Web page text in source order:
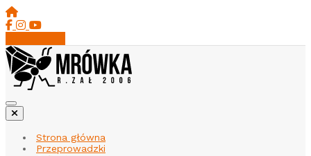
Strona główna
Przeprowadzki